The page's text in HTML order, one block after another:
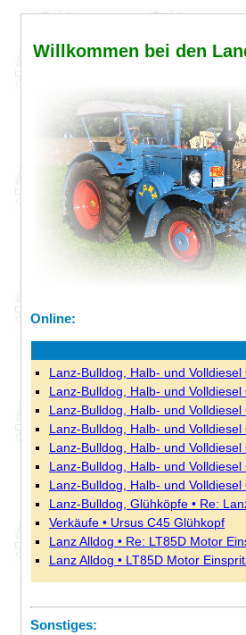
Willkommen bei den
Online:
Lanz-Bulldog, Halb- und
Lanz-Bulldog, Halb- und
Lanz-Bulldog, Halb- und
Lanz-Bulldog, Halb- und Volldiesel
Lanz-Bulldog, Halb- und
Lanz-Bulldog, Halb- und
Lanz-Bulldog, Halb- und
Lanz-Bulldog, Glühköpfe • Re:
Verkäufe • Ursus C45 Glühkopf
Lanz Alldog • Re: LT85D Motor
Lanz Alldog • LT85D Motor
Sonstiges: